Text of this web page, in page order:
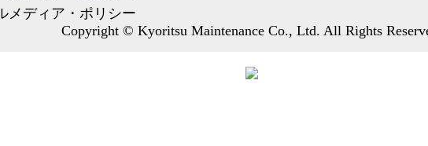
メディア・ポリシー
Copyright © Kyoritsu Maintenance Co., Ltd. All Rights